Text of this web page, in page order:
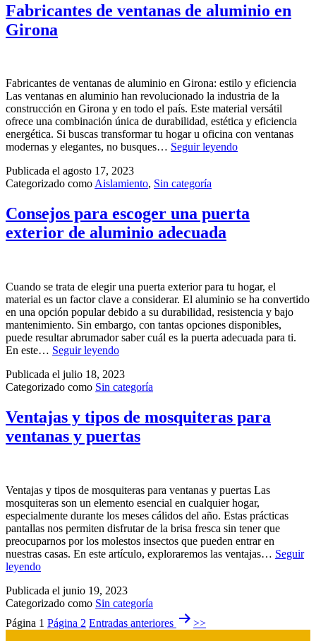
Fabricantes de ventanas de aluminio en
Girona
Fabricantes de ventanas de aluminio en Girona: estilo y eficiencia
Las ventanas en aluminio han revolucionado la industria de la
construcción en Girona y en todo el país. Este material versátil
ofrece una combinación única de durabilidad, estética y eficiencia
energética. Si buscas transformar tu hogar u oficina con ventanas
modernas y elegantes, no busques… Seguir leyendo
Publicada el agosto 17, 2023
Categorizado comoAislamiento, Sin categoría
Consejos para escoger una puerta
exterior de aluminio adecuada
Cuando se trata de elegir una puerta exterior para tu hogar, el
material es un factor clave a considerar. El aluminio se ha convertido
en una opción popular debido a su durabilidad, resistencia y bajo
mantenimiento. Sin embargo, con tantas opciones disponibles,
puede resultar abrumador saber cuál es la puerta adecuada para ti.
En este… Seguir leyendo
Publicada el julio 18, 2023
Categorizado como Sin categoría
Ventajas y tipos de mosquiteras para
ventanas y puertas
Ventajas y tipos de mosquiteras para ventanas y puertas Las
mosquiteras son un elemento esencial en cualquier hogar,
especialmente durante los meses cálidos del año. Estas prácticas
pantallas nos permiten disfrutar de la brisa fresca sin tener que
preocuparnos por los molestos insectos que pueden entrar en
nuestras casas. En este artículo, exploraremos las ventajas… Seguir
leyendo
Publicada el junio 19, 2023
Categorizado como Sin categoría
Página 1 Página 2 Entradas anteriores